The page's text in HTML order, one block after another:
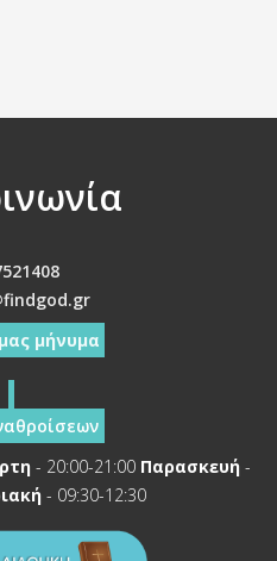
μήνυμα
- 20:00-21:00 Παρασκευή -
- 09:30-12:30